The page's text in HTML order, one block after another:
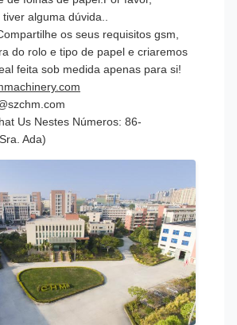
alguma dúvida..
os seus requisitos gsm,
do rolo e tipo de papel e criaremos
feita sob medida apenas para si!
Us Nestes Números: 86-
Ada)